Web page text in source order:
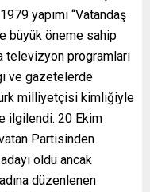
yapımı “Vatandaş
büyük öneme sahip
televizyon programları
ve gazetelerde
milliyetçisi kimliğiyle
ilgilendi. 20 Ekim
Partisinden
oldu ancak
düzenlenen